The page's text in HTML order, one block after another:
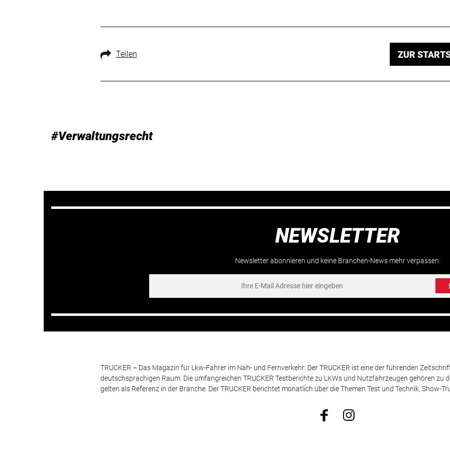
Teilen ZUR
#Verwaltungsrecht
NEWSLETTER
Newsletter abonnieren und keine Branchen-News mehr verpassen.
TRUCKER – Das Magazin für Lkw-Fahrer im Nah- und Fernverkehr: Der TRUCKER ist eine der führenden
deutschsprachigen Raum. Die umfangreichen TRUCKER Testberichte zu LKWs und Nutzfahrzeugen gehören zu
gelten als Referenz in der Branche. Der TRUCKER berichtet monatlich über die Themen Test und Technik, Show-